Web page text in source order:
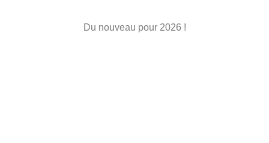
Du nouveau pour 2026 !